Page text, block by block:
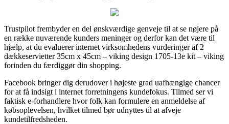
Trustpilot frembyder en del ønskværdige genveje til at se nøjere på
en række nuværende kunders meninger og derfor kan det være til
hjælp, at du evaluerer internet virksomhedens vurderinger af 2
dækkeservietter 35cm x 45cm – viking design 1705-13e kit – viking
forinden du færdiggør din shopping.
Facebook bringer dig derudover i højeste grad uafhængige chancer
for at få indsigt i internet forretningens kundefokus. Tilmed ser vi
faktisk e-forhandlere hvor folk kan formulere en anmeldelse af
købsoplevelsen, hvilket tilmed bør udnyttes til at afveje
kundetilfredsheden.